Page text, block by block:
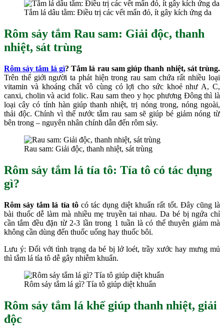
Tắm lá dâu tằm: Điều trị các vết mẩn đỏ, ít gây kích ứng da
Rôm sảy tắm Rau sam: Giải độc, thanh
nhiệt, sát trùng
Rôm sảy tắm lá gì? Tắm lá rau sam giúp thanh nhiệt, sát trùng.
Trên thế giới người ta phát hiện trong rau sam chứa rất nhiều loại
vitamin và khoáng chất vô cùng có lợi cho sức khoẻ như A, C,
canxi, cholin và acid folic. Rau sam theo y học phương Đông thì là
loại cây có tính hàn giúp thanh nhiệt, trị nóng trong, nóng ngoài,
thải độc. Chính vì thế nước tắm rau sam sẽ giúp bé giảm nóng từ
bên trong – nguyên nhân chính dẫn đến rôm sảy.
Rau sam: Giải độc, thanh nhiệt, sát trùng
Rôm sảy tắm lá tía tô: Tía tô có tác dụng
gì?
Rôm sảy tắm lá tía tôcó tác dụng diệt khuẩn rất tốt. Đây cũng là
bài thuốc dễ làm mà nhiều mẹ truyền tai nhau. Da bé bị ngứa chỉ
cần tắm đều đặn từ 2-3 lần trong 1 tuần là có thể thuyên giảm mà
không cần dùng đến thuốc uống hay thuốc bôi.
Lưu ý: Đối với tình trạng da bé bị lở loét, trầy xước hay mưng mủ
thì tắm lá tía tô dễ gây nhiễm khuẩn.
Rôm sảy tắm lá gì? Tía tô giúp diệt khuẩn
Rôm sảy tắm lá khế giúp thanh nhiệt, giải
độc